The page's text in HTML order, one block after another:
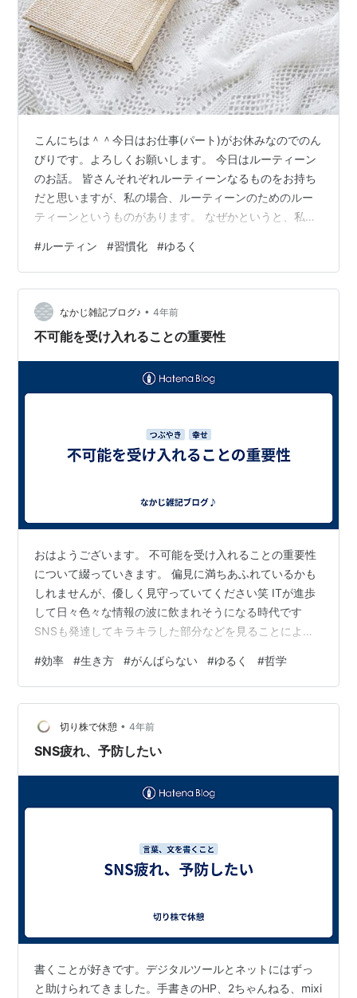
こんにちは＾＾今日はお仕事(パート)がお休みなのでのん
びりです。よろしくお願いします。 今日はルーティーン
のお話。 皆さんそれぞれルーティーンなるものをお持ち
だと思いますが、私の場合、ルーティーンのためのルー
ティーンというものがあります。 なぜかというと、私
ぐに楽な方に逃げる、という素晴らしい特徴を持ってい
ます。そこで編み出したものが、ルーティーンの為のル
ーティーンです。 それはその日にやることをすべてメモ
に書き、やり終えたら斜線をひく。 洗濯や食器洗い、フ
ローリング掃除みたいな毎日やる家事も全て書き出し実
#ルーティン #習慣化 #ゆるく
なかじ雑記ブログ♪ • 4年前
不可能を受け入れることの重要性
おはようございます。 不可能を受け入れることの重要性
について綴っていきます。 偏見に満ちあふれているかも
しれませんが、優しく見守っていてください笑 ITが進歩
して日々色々な情報の波に飲まれそうになる時代です
SNSも発達してキラキラした部分などを見ることによっ
実です ITが進歩したこで世の中の色々なことが便利にな
り、恩恵を受けているのも事実ですが、メリットが増え
たぶんデメリットが増えたことも多い気がします もちろ
ん僕自身、ネット上でブログを書いているのでITの恩恵
を受けている一人になり、ネットがない生活なんて考え
#効率 #生き方 #がんばらない #ゆるく #哲学
切り株で休憩 • 4年前
SNS疲れ、予防したい
書くことが好きです。デジタルツールとネットにはずっ
と助けられてきました。手書きのHP、2ちゃんねる、mixi